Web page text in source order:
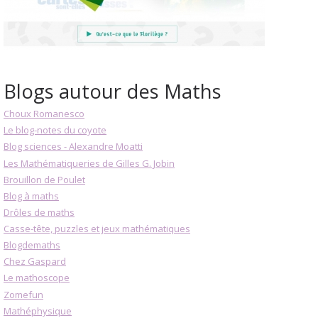
Blogs autour des Maths
Choux Romanesco
Le blog-notes du coyote
Blog sciences - Alexandre Moatti
Les Mathématiqueries de Gilles G. Jobin
Brouillon de Poulet
Blog à maths
Drôles de maths
Casse-tête, puzzles et jeux mathématiques
Blogdemaths
Chez Gaspard
Le mathoscope
Zomefun
Mathéphysique